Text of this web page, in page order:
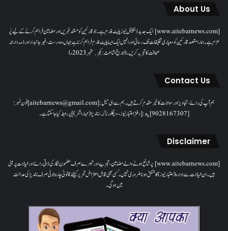
About Us
[www.aitebarnews.com] ایک جدید ڈیجیٹل نیوز پلیٹ فارم ہے۔ جو قارئین کو مستند خبریں اور مضامین فراہم کرنے کے لیے پُر
عزم ہے۔ ہمارا مقصدقارئین کو معیاری تخلیقات تک رسائی اور انہیں ایک ایسا پلیٹ فارم فراہم کرنا ہے جہاں وہ درست، غیر جانبدار اور ذمہ دارانہ
صحافت کا تجربہ کریں۔( تاریخ اشاعت : یکم؍ ستمبر 2023ء)
Contact Us
ہم آپ کی رائے، تجاویز اور سوالات کا خیرمقدم کرتے ہیں۔ ہم سےای میل: [aitebarnews@gmail.com]فون نمبر:
[9028167307]پتہ: [دفتر اعتبار نیوز، ، دیگلور ناکہ، ناندیڑ(مہاراشٹر) ] پر رابطہ کیا جاسکتا ہے۔
Disclaimer
[www.aitebarnews.com] پر شائع ہونے والے مضامین، تجزیے اور تبصرے صرف مضمون نگار کی ذاتی رائے اور خیالات پر مبنی
ہیں۔ ان خیالات سے ادارہ (اعتبار نیوز) کا متفق ہونا ضروری نہیں۔ کسی بھی قابل اعتراض تحریر کیلئے قانونی چارہ جوئی صرف ناندیڑ کی عدالت
میں ہوگی۔